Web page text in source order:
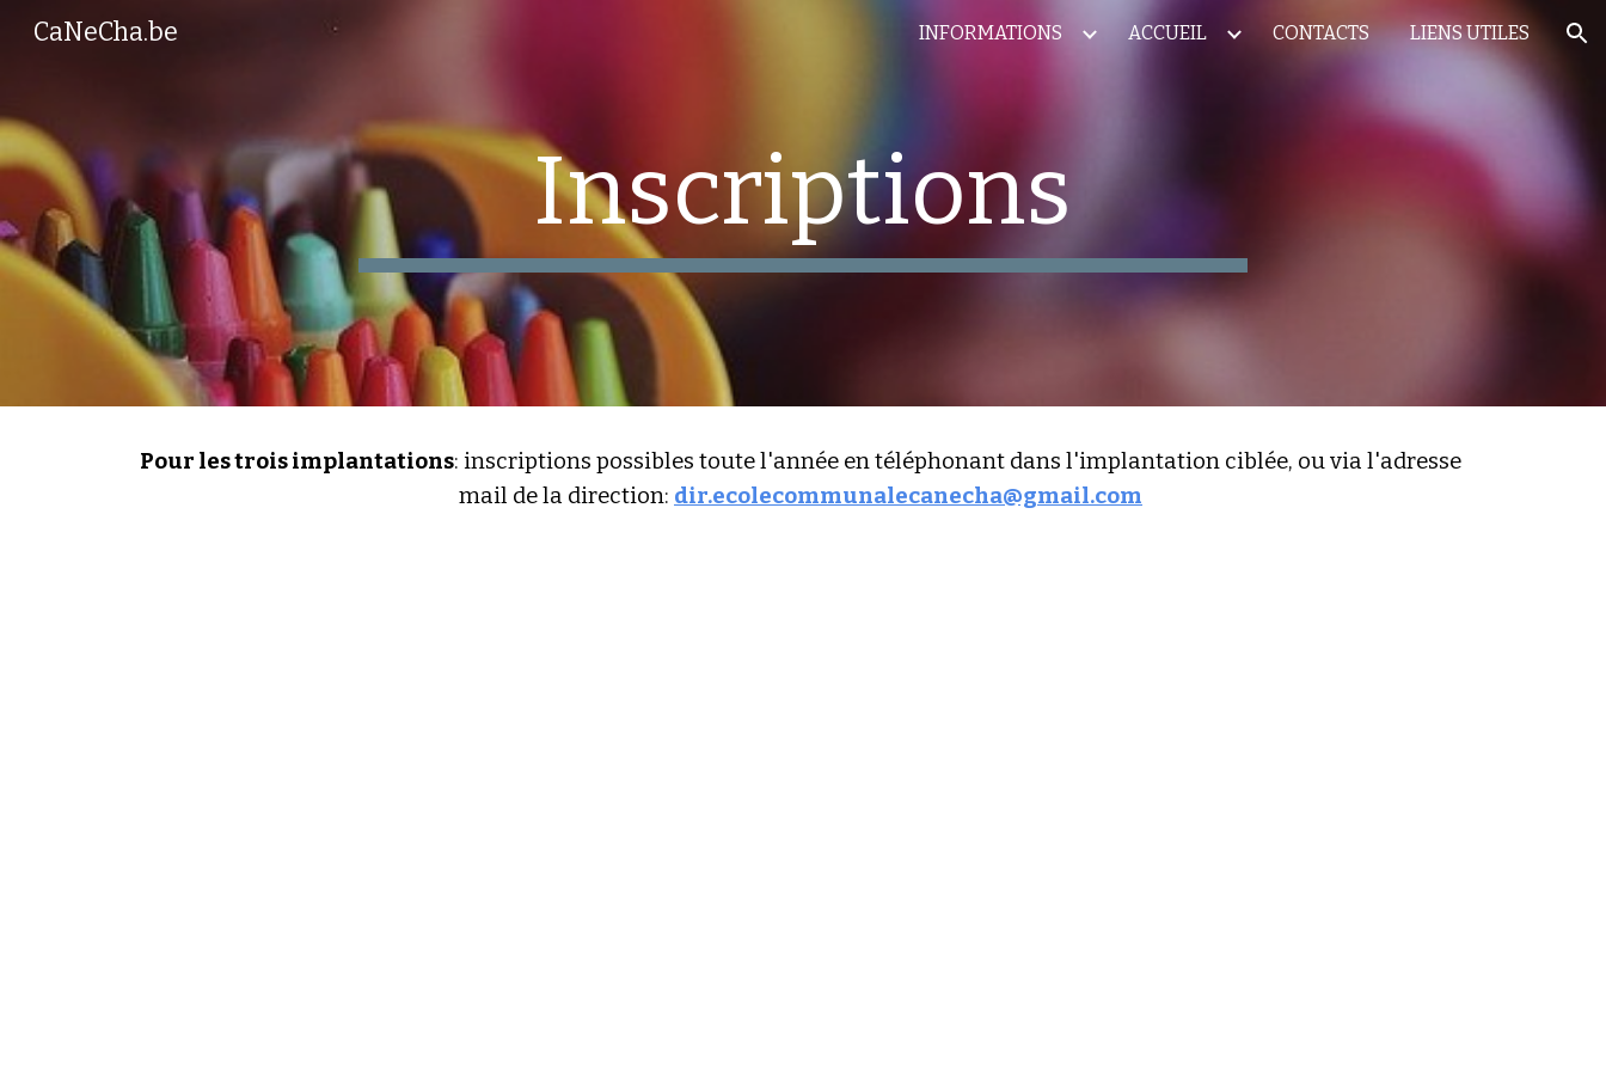
Skip to navigation
CaNeCha.be INFORMATIONS ACCUEIL CONTACTS LIENS UTILES
Inscriptions
Pour les trois implantations: inscriptions possibles toute l'année en téléphonant dans l'implantation ciblée, ou via l'adresse
mail de la direction: dir.ecolecommunalecanecha@gmail.com